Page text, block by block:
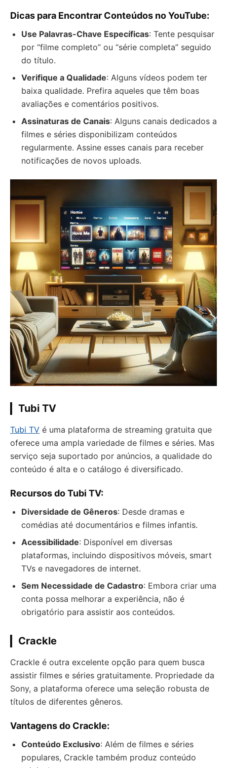
Dicas para Encontrar Conteúdos no YouTube:
Use Palavras-Chave Específicas: Tente pesquisar
por “filme completo” ou “série completa” seguido
do título.
Verifique a Qualidade: Alguns vídeos podem ter
baixa qualidade. Prefira aqueles que têm boas
avaliações e comentários positivos.
Assinaturas de Canais: Alguns canais dedicados a
filmes e séries disponibilizam conteúdos
regularmente. Assine esses canais para receber
notificações de novos uploads.
Tubi TV
Tubi TV é uma plataforma de streaming gratuita que
oferece uma ampla variedade de filmes e séries. Mas
serviço seja suportado por anúncios, a qualidade do
conteúdo é alta e o catálogo é diversificado.
Recursos do Tubi TV:
Diversidade de Gêneros: Desde dramas e
comédias até documentários e filmes infantis.
Acessibilidade: Disponível em diversas
plataformas, incluindo dispositivos móveis, smart
TVs e navegadores de internet.
Sem Necessidade de Cadastro: Embora criar uma
conta possa melhorar a experiência, não é
obrigatório para assistir aos conteúdos.
Crackle
Crackle é outra excelente opção para quem busca
assistir filmes e séries gratuitamente. Propriedade da
Sony, a plataforma oferece uma seleção robusta de
títulos de diferentes gêneros.
Vantagens do Crackle:
Conteúdo Exclusivo: Além de filmes e séries
populares, Crackle também produz conteúdo